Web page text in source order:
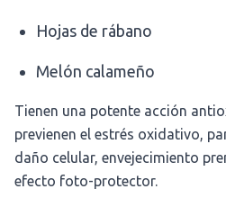
Hojas de rábano
Melón calameño
Tienen una potente acción
previenen el estrés oxidativo,
daño celular, envejecimiento
efecto foto-protector.